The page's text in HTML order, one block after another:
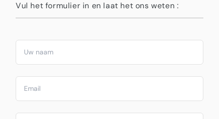
Vul het formulier in en laat het ons weten :